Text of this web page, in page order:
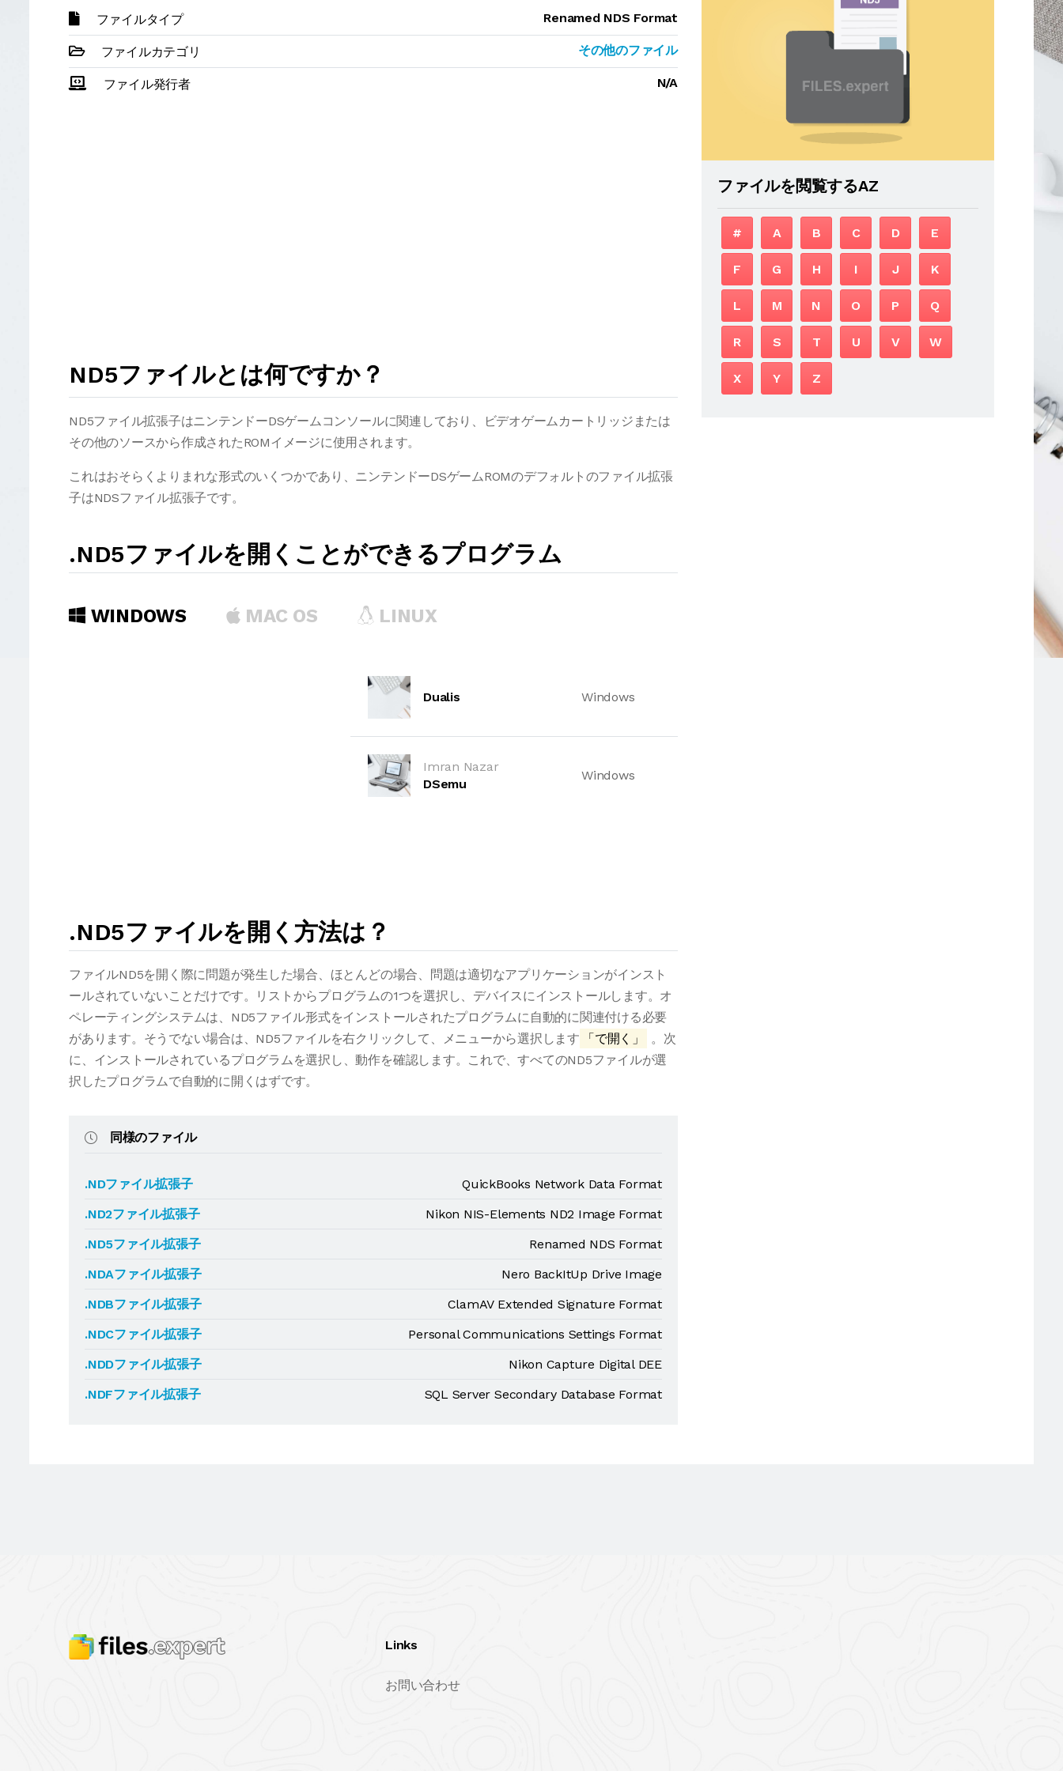
ファイルタイプ Renamed NDS Format
ファイルカテゴリ その他のファイル
ファイル発行者 N/A
ND5ファイルとは何ですか？
ND5ファイル拡張子はニンテンドーDSゲームコンソールに関連しており、ビデオゲームカートリッジまたは
その他のソースから作成されたROMイメージに使用されます。
これはおそらくよりまれな形式のいくつかであり、ニンテンドーDSゲームROMのデフォルトのファイル拡張
子はNDSファイル拡張子です。
.ND5ファイルを開くことができるプログラム
WINDOWS MAC OS LINUX
Dualis Windows
Imran Nazar
DSemu
Windows
.ND5ファイルを開く方法は？
ファイルND5を開く際に問題が発生した場合、ほとんどの場合、問題は適切なアプリケーションがインスト
ールされていないことだけです。リストからプログラムの1つを選択し、デバイスにインストールします。オ
ペレーティングシステムは、ND5ファイル形式をインストールされたプログラムに自動的に関連付ける必要
があります。そうでない場合は、ND5ファイルを右クリックして、メニューから選択します
「で開く」
。次
に、インストールされているプログラムを選択し、動作を確認します。これで、すべてのND5ファイルが選
択したプログラムで自動的に開くはずです。
同様のファイル
.NDファイル拡張子
QuickBooks Network Data Format
.ND2ファイル拡張子
Nikon NIS-Elements ND2 Image Format
.ND5ファイル拡張子
Renamed NDS Format
.NDAファイル拡張子
Nero BackItUp Drive Image
.NDBファイル拡張子
ClamAV Extended Signature Format
.NDCファイル拡張子
Personal Communications Settings Format
.NDDファイル拡張子
Nikon Capture Digital DEE
.NDFファイル拡張子
SQL Server Secondary Database Format
ファイルを閲覧するAZ
# A B C D E
F G H I J K
L M N O P Q
R S T U V W
X Y Z
Links
お問い合わせ